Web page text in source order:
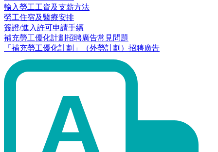
輸入勞工工資及支薪方法
勞工住宿及醫療安排
簽證/進入許可申請手續
補充勞工優化計劃招聘廣告常見問題
「補充勞工優化計劃」（外勞計劃）招聘廣告